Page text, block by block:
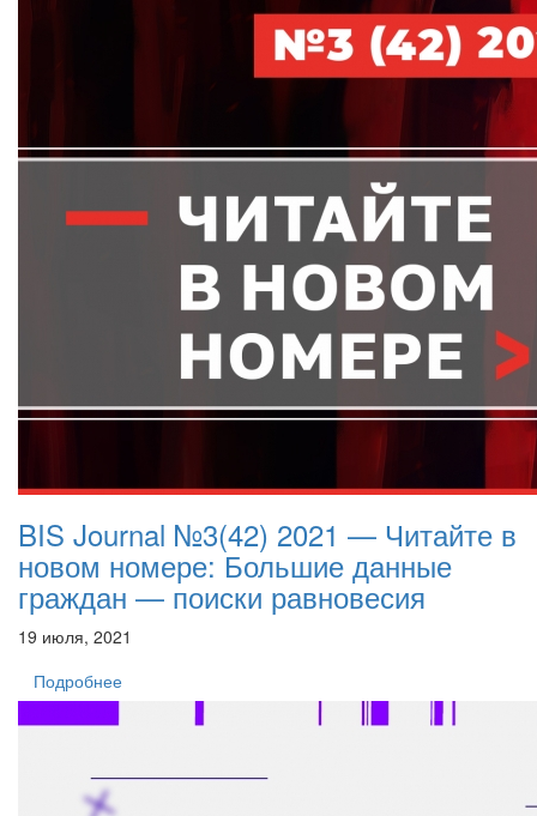
BIS Journal №3(42) 2021 — Читайте в
новом номере: Большие данные
граждан — поиски равновесия
19 июля, 2021
Подробнее